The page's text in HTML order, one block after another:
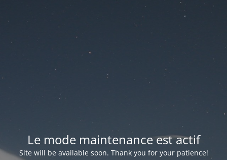
Le mode maintenance est actif
Site will be available soon. Thank you for your patience!